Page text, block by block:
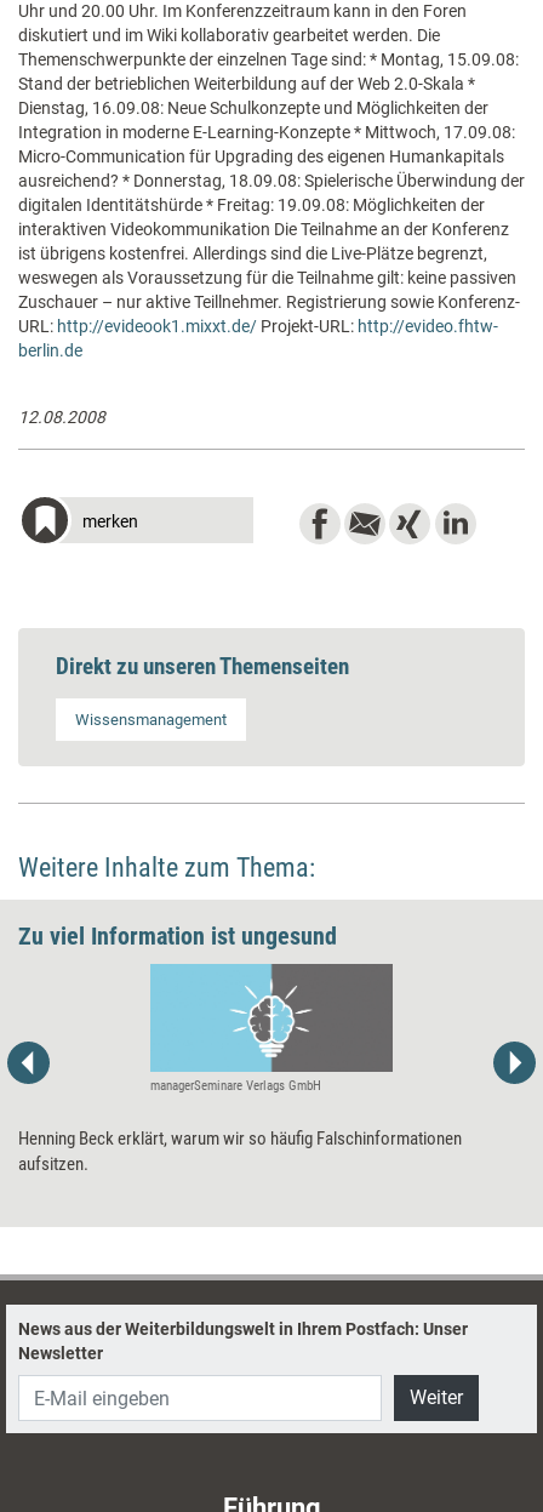
Uhr und 20.00 Uhr. Im Konferenzzeitraum kann in den Foren
diskutiert und im Wiki kollaborativ gearbeitet werden. Die
Themenschwerpunkte der einzelnen Tage sind: * Montag, 15.09.08:
Stand der betrieblichen Weiterbildung auf der Web 2.0-Skala *
Dienstag, 16.09.08: Neue Schulkonzepte und Möglichkeiten der
Integration in moderne E-Learning-Konzepte * Mittwoch, 17.09.08:
Micro-Communication für Upgrading des eigenen Humankapitals
ausreichend? * Donnerstag, 18.09.08: Spielerische Überwindung der
digitalen Identitätshürde * Freitag: 19.09.08: Möglichkeiten der
interaktiven Videokommunikation Die Teilnahme an der Konferenz
ist übrigens kostenfrei. Allerdings sind die Live-Plätze begrenzt,
weswegen als Voraussetzung für die Teilnahme gilt: keine passiven
Zuschauer – nur aktive Teillnehmer. Registrierung sowie Konferenz-
URL: http://evideook1.mixxt.de/ Projekt-URL: http://evideo.fhtw-
berlin.de
12.08.2008
merken
Direkt zu unseren Themenseiten
Wissensmanagement
Weitere Inhalte zum Thema:
Zu viel Information ist ungesund
managerSeminare Verlags GmbH
Henning Beck erklärt, warum wir so häufig Falschinformationen
aufsitzen.
News aus der Weiterbildungswelt in Ihrem Postfach: Unser
Newsletter
Weiter